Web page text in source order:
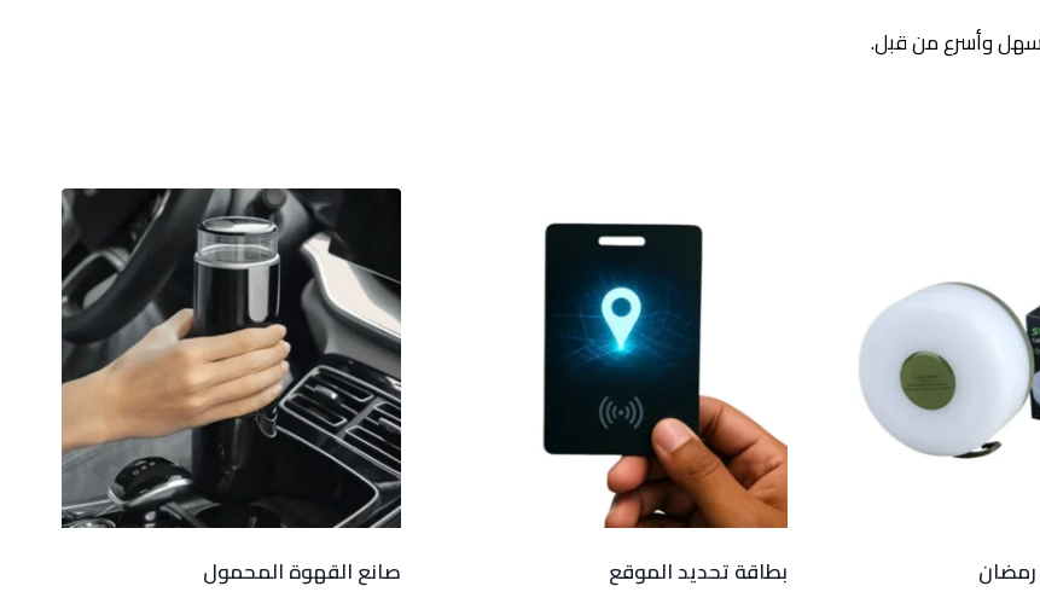
وأسرع من قبل.
رمضان بطاقة تحديد الموقع صانع القهوة المحمول